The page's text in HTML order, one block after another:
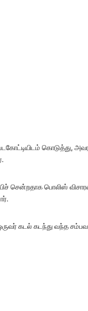
கொடுத்து,
சென்றதாக பொலிஸ்
கடல் கடந்து வந்த சம்பவம்